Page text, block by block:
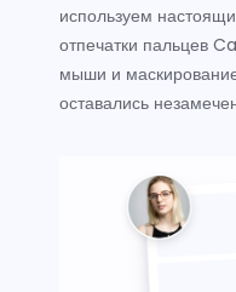
используем
отпечатки пальцев
мыши и
оставались